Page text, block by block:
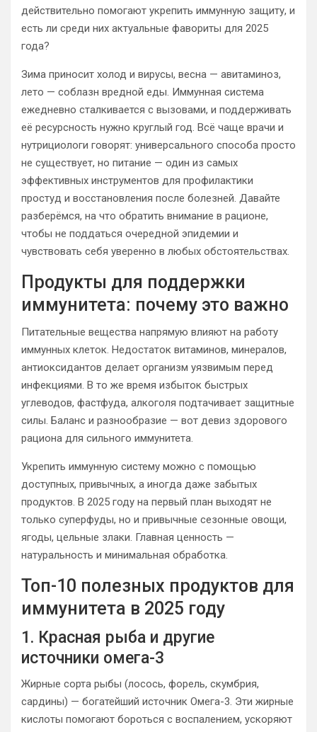
действительно помогают укрепить иммунную защиту, и
есть ли среди них актуальные фавориты для 2025
года?
Зима приносит холод и вирусы, весна — авитаминоз,
лето — соблазн вредной еды. Иммунная система
ежедневно сталкивается с вызовами, и поддерживать
её ресурсность нужно круглый год. Всё чаще врачи и
нутрициологи говорят: универсального способа просто
не существует, но питание — один из самых
эффективных инструментов для профилактики
простуд и восстановления после болезней. Давайте
разберёмся, на что обратить внимание в рационе,
чтобы не поддаться очередной эпидемии и
чувствовать себя уверенно в любых обстоятельствах.
Продукты для поддержки
иммунитета: почему это важно
Питательные вещества напрямую влияют на работу
иммунных клеток. Недостаток витаминов, минералов,
антиоксидантов делает организм уязвимым перед
инфекциями. В то же время избыток быстрых
углеводов, фастфуда, алкоголя подтачивает защитные
силы. Баланс и разнообразие — вот девиз здорового
рациона для сильного иммунитета.
Укрепить иммунную систему можно с помощью
доступных, привычных, а иногда даже забытых
продуктов. В 2025 году на первый план выходят не
только суперфуды, но и привычные сезонные овощи,
ягоды, цельные злаки. Главная ценность —
натуральность и минимальная обработка.
Топ-10 полезных продуктов для
иммунитета в 2025 году
1. Красная рыба и другие
источники омега-3
Жирные сорта рыбы (лосось, форель, скумбрия,
сардины) — богатейший источник Омега-3. Эти жирные
кислоты помогают бороться с воспалением, ускоряют